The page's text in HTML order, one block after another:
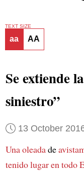
TEXT SIZE
aa AA
Se extiende
siniestro”
13 October
Una oleadade
tenido lugaren todo